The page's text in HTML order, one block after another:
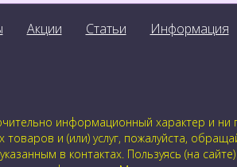
Акции Статьи Информация
информационный характер и ни
и (или) услуг, пожалуйста,
в контактах. Пользуясь (на